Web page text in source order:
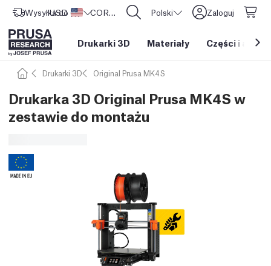
Wysyłka do Stany Zjednoczone
USD ($) CORE One L: Już w sprzedaży! Polski Zaloguj
Drukarki 3D Materiały Części i
Drukarki 3D Original Prusa MK4S
Drukarka 3D Original Prusa MK4S w
zestawie do montażu